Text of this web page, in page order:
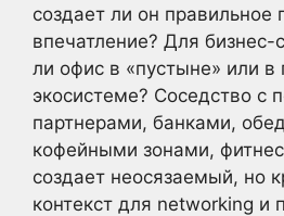
создает ли он правильное
впечатление? Для бизнес-
ли офис в «пустыне» или в
экосистеме? Соседство с
партнерами, банками,
кофейными зонами,
создает неосязаемый, но
контекст для networking и